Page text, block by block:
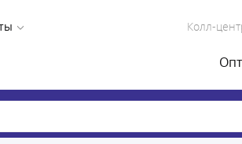
Колл-